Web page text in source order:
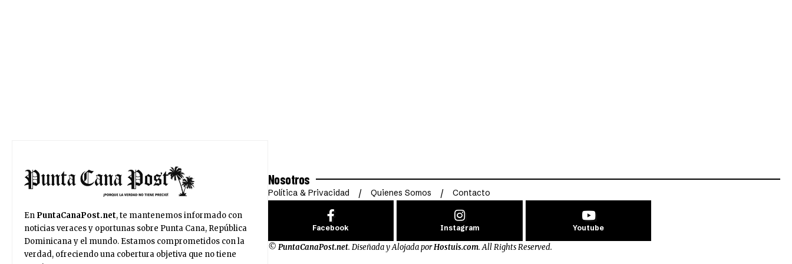
En PuntaCanaPost.net, te mantenemos informado con
noticias veraces y oportunas sobre Punta Cana, República
Dominicana y el mundo. Estamos comprometidos con la
verdad, ofreciendo una cobertura objetiva que no tiene
Nosotros
Política & Privacidad Quienes Somos Contacto
Facebook Instagram Youtube
© PuntaCanaPost.net. Diseñada y Alojada porHostuis.com. All Rights Reserved.